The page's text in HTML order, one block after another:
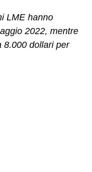
LME hanno
2022, mentre
8.000 dollari per